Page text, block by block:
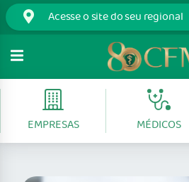
EMPRESAS MÉDICOS